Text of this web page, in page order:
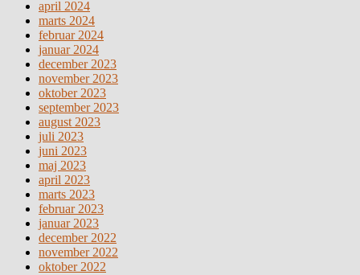
april 2024
marts 2024
februar 2024
januar 2024
december 2023
november 2023
oktober 2023
september 2023
august 2023
juli 2023
juni 2023
maj 2023
april 2023
marts 2023
februar 2023
januar 2023
december 2022
november 2022
oktober 2022